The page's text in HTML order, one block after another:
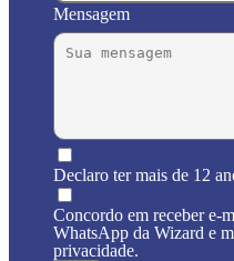
Mensagem
Declaro ter mais de 12
Concordo em receber e-
WhatsApp da Wizard e
privacidade.